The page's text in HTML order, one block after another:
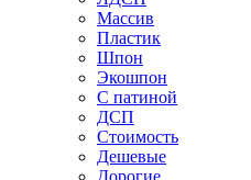
Массив
Пластик
Шпон
Экошпон
С патиной
ДСП
Стоимость
Дешевые
Дорогие